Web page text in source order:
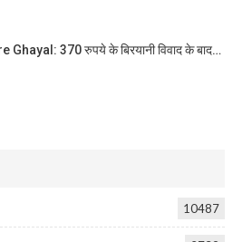
Ghayal: 370 रुपये के बिरयानी विवाद के बाद…
10487